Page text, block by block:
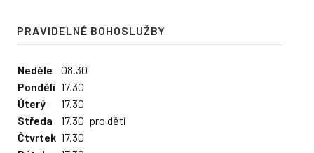
FARNOST
Farní centrum Malejov
Farní knihovna
PRAVIDELNÉ BOHOSLUŽBY
Neděle
08.30
Pondělí 17.30
Úterý
17.30
Středa
17.30 pro děti
Čtvrtek 17.30